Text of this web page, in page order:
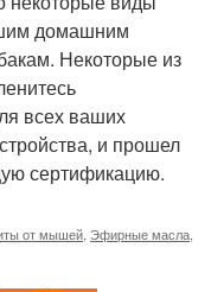
домашним
Некоторые из
всех ваших
и прошел
сертификацию.
от мышей Эфирные масла